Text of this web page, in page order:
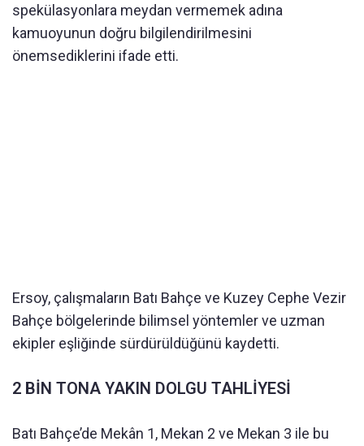
spekülasyonlara meydan vermemek adına
kamuoyunun doğru bilgilendirilmesini
önemsediklerini ifade etti.
Ersoy, çalışmaların Batı Bahçe ve Kuzey Cephe Vezir
Bahçe bölgelerinde bilimsel yöntemler ve uzman
ekipler eşliğinde sürdürüldüğünü kaydetti.
2 BİN TONA YAKIN DOLGU TAHLİYESİ
Batı Bahçe’de Mekân 1, Mekan 2 ve Mekan 3 ile bu